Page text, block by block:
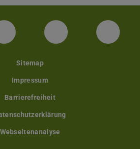
Zentrum
Instagram Unisport-Zentrum
Youtube TU
Sitemap
Impressum
Barrierefreiheit
Webseitenanalyse